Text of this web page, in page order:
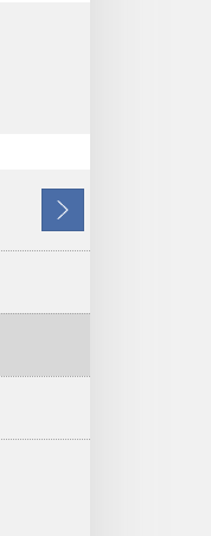
Tullia